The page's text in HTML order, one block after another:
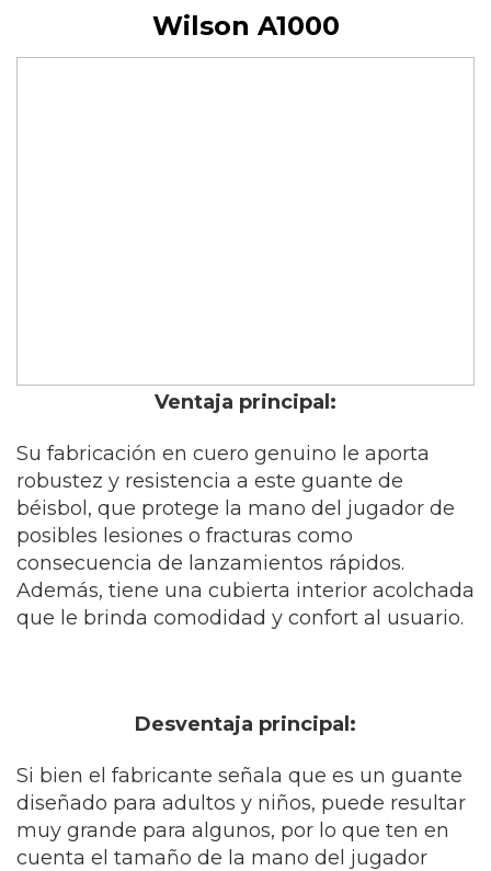
Wilson A1000
Ventaja principal:
Su fabricación en cuero genuino le aporta
robustez y resistencia a este guante de
béisbol, que protege la mano del jugador de
posibles lesiones o fracturas como
consecuencia de lanzamientos rápidos.
Además, tiene una cubierta interior acolchada
que le brinda comodidad y confort al usuario.
Desventaja principal:
Si bien el fabricante señala que es un guante
diseñado para adultos y niños, puede resultar
muy grande para algunos, por lo que ten en
cuenta el tamaño de la mano del jugador